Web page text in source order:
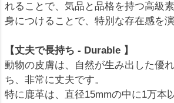
れることで、気品と品格を持つ高級素
身につけることで、特別な存在感を演
【丈夫で長持ち - Durable 】
動物の皮膚は、自然が生み出した優
ち、非常に丈夫です。
特に鹿革は、直径15mmの中に1万本